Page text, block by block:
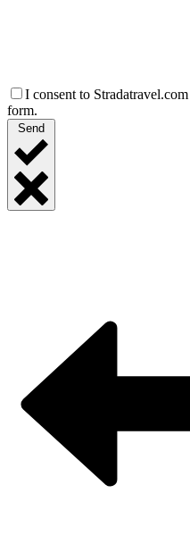
I consent to
form.
Send